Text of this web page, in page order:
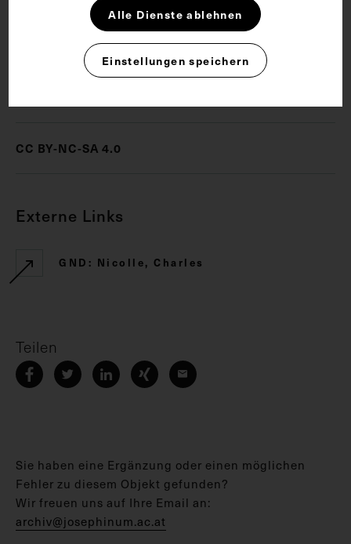
Mikrobiologie
Nobelpreis für Medizin
Physiologie
CC BY-NC-SA 4.0
Externe Links
GND: Nicolle, Charles
Teilen
Sie haben eine Ergänzung oder einen möglichen
Fehler zu diesem Objekt gefunden?
Wir freuen uns auf Ihre Email an:
archiv@josephinum.ac.at
Alle Dienste ablehnen
Einstellungen speichern